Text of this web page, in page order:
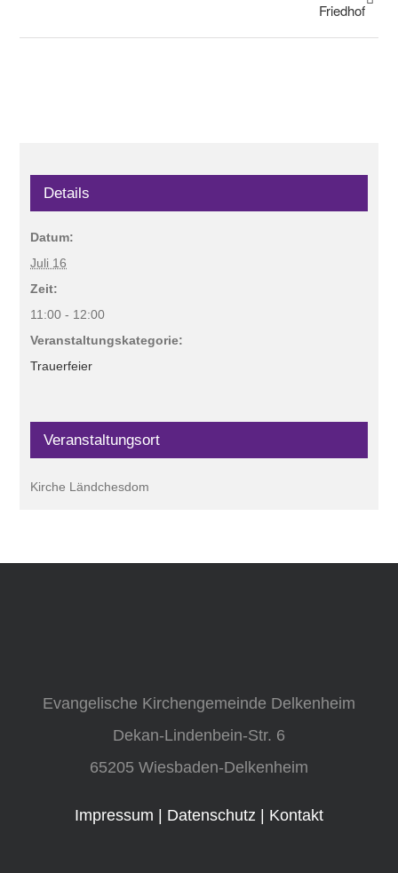
Friedhof
Details
Datum:
Juli 16
Zeit:
11:00 - 12:00
Veranstaltungskategorie:
Trauerfeier
Veranstaltungsort
Kirche Ländchesdom
Evangelische Kirchengemeinde Delkenheim
Dekan-Lindenbein-Str. 6
65205 Wiesbaden-Delkenheim
Impressum | Datenschutz | Kontakt